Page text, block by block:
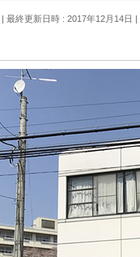
最終更新日時 : 2017年12月14日